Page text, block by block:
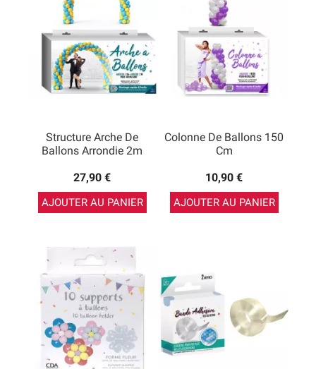
Structure Arche De
Ballons Arrondie 2m
27,90 €
AJOUTER AU PANIER
Colonne De Ballons 150
Cm
10,90 €
AJOUTER AU PANIER